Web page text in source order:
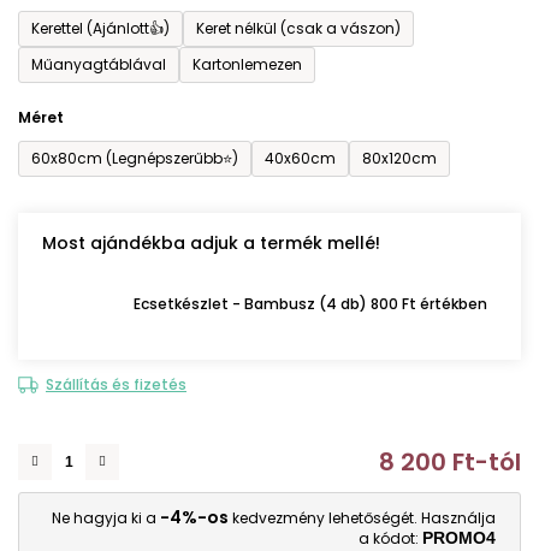
Kerettel (Ajánlott👍)
Keret nélkül (csak a vászon)
Műanyagtáblával
Kartonlemezen
Méret
60x80cm (Legnépszerűbb⭐)
40x60cm 80x120cm
Most ajándékba adjuk a termék mellé!
Ecsetkészlet - Bambusz (4 db) 800 Ft értékben
Szállítás és fizetés
8 200 Ft-tól
Ne hagyja ki a -4%-os kedvezmény lehetőségét. Használja
a kódot: PROMO4